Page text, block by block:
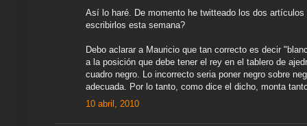
Así lo haré. De momento he twitteado los dos
escribirlos esta semana?
Debo aclarar a Mauricio que tan correcto es decir
a la posición que debe tener el rey en el tablero de
cuadro negro. Lo incorrecto seria poner negro sobre
adecuada. Por lo tanto, como dice el dicho, monta
10 abril, 2010